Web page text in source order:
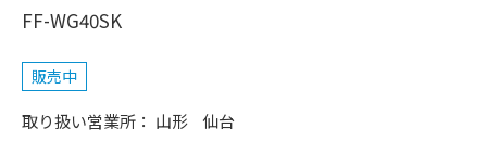
FF-WG40SK
販売中
山形 仙台